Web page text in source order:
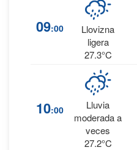
09:00
Llovizna
ligera
27.3°C
10:00
Lluvia
moderada a
veces
27.2°C